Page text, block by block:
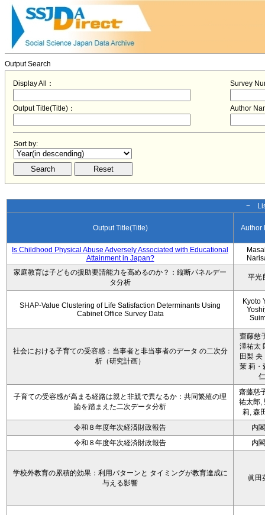
Output Search
Display All： Survey
Output Title(Title)： Author
Sort by:
−
Output Title(Title) Author
Is Childhood Physical Abuse Adversely Associated with Educational
Attainment in Japan?
家庭教育は子どもの援助要請能力を高めるのか？：縦断パネルデー
タ分析
平光
SHAP-Value Clustering of Life Satisfaction Determinants Using
Cabinet Office Survey Data
Kyoto
社会における子育ての受容感：当事者と非当事者のデータ の二次分
析（研究計画）
齋藤慈
澤祐太
田梨 央
茉 莉・
仁
子育ての受容感が高まる経路は親と非親で異なるか：共同繁殖の理
論を踏まえた二次データ分析
齋藤慈
祐太郎,
莉, 森
令和８年度年次経済財政報告
内
令和８年度年次経済財政報告
内
学校外教育の累積的効果：利用パターンと タイミングが教育達成に
与える影響
眞田